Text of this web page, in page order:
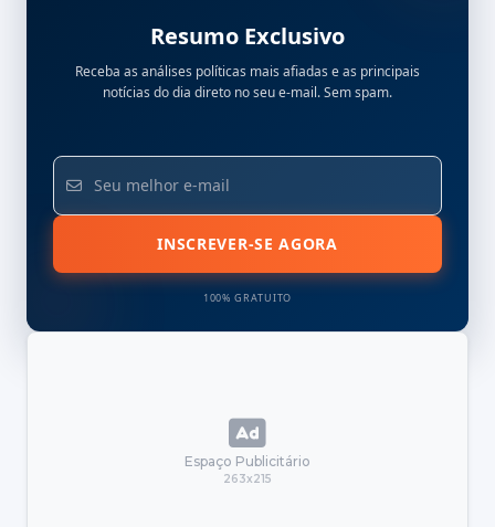
Resumo Exclusivo
Receba as análises políticas mais afiadas e as principais
notícias do dia direto no seu e-mail. Sem spam.
INSCREVER-SE AGORA
100% GRATUITO
Espaço Publicitário
263x215